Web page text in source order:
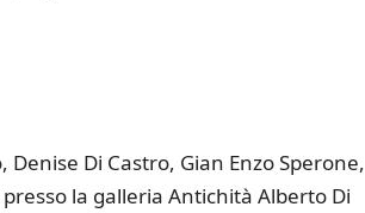
Di Castro, Gian Enzo Sperone,
la galleria Antichità Alberto Di